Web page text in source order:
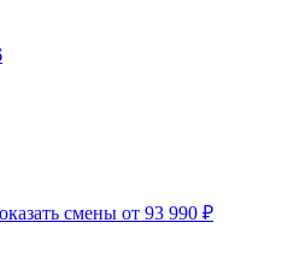
смены от 93 990 ₽